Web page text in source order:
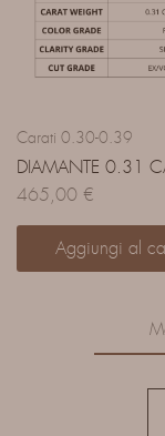
Carati 0.30-0.39
DIAMANTE 0.31
465,00 €
Aggiungi al